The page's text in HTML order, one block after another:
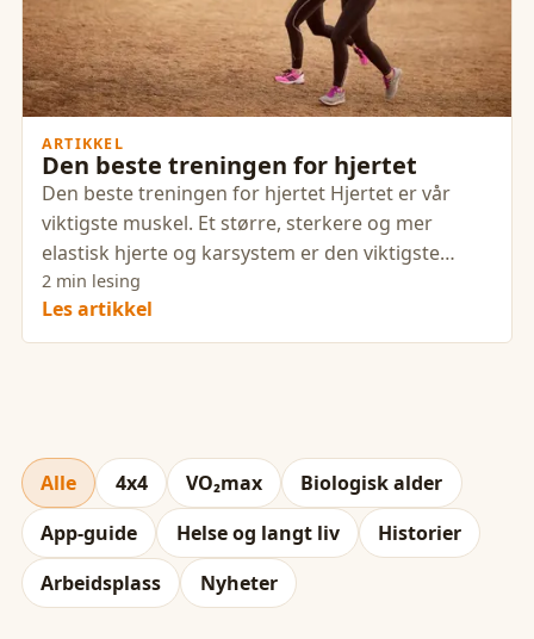
ARTIKKEL
Den beste treningen for hjertet
Den beste treningen for hjertet Hjertet er vår
viktigste muskel. Et større, sterkere og mer
elastisk hjerte og karsystem er den viktigste
enkeltstående faktoren
2 min lesing
Les artikkel
Alle 4x4 VO₂max
Biologisk alder
App-guide
Helse og langt liv
Historier
Arbeidsplass
Nyheter